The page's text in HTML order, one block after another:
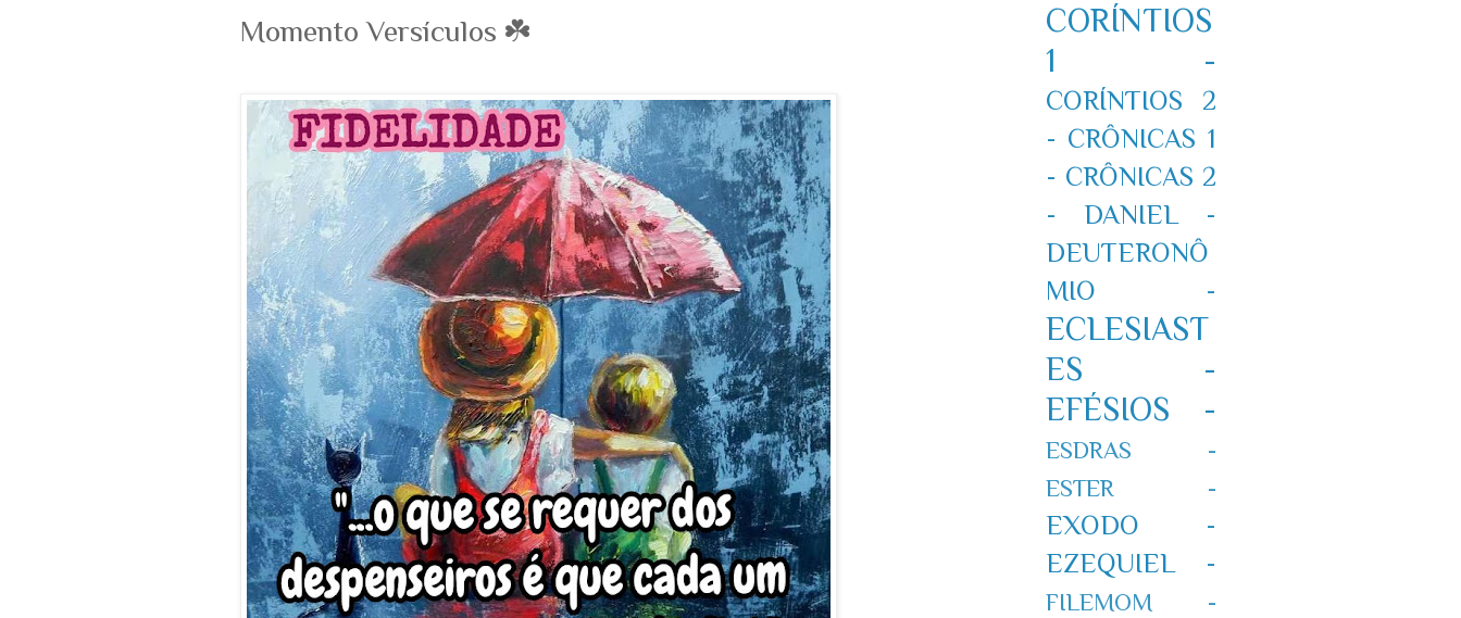
Momento Versículos ☘️
CORÍNTIOS
1 -
CORÍNTIOS 2
- CRÔNICAS 1
- CRÔNICAS 2
-
DANIEL -
DEUTERONÔ
MIO -
ECLESIAST
ES -
EFÉSIOS -
ESDRAS -
ESTER -
EXODO -
EZEQUIEL -
FILEMOM -